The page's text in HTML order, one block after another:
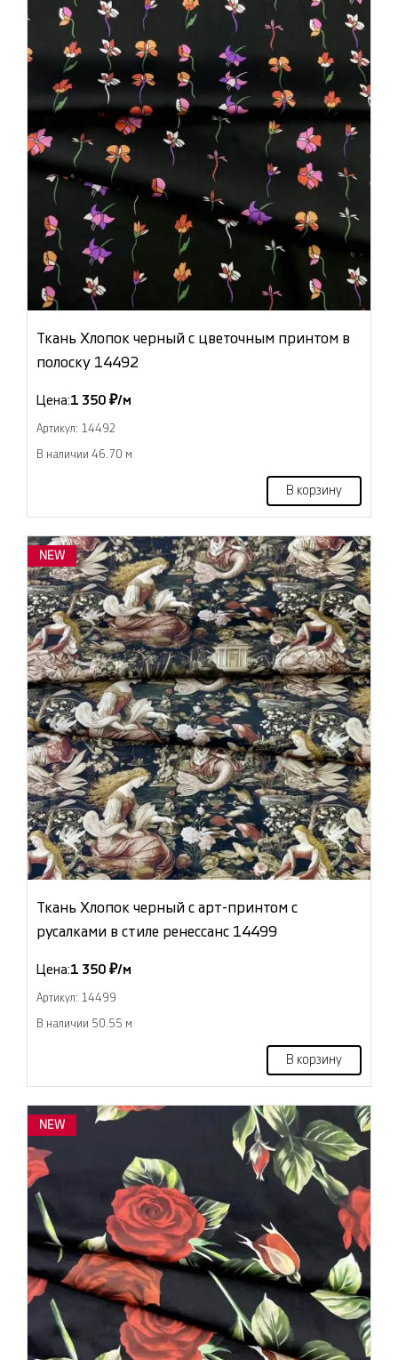
Ткань Хлопок черный с цветочным принтом в
полоску 14492
Цена:1 350 ₽/м
Артикул: 14492
В наличии 46.70 м
В корзину
NEW
Ткань Хлопок черный с арт-принтом с
русалками в стиле ренессанс 14499
Цена:1 350 ₽/м
Артикул: 14499
В наличии 50.55 м
В корзину
NEW